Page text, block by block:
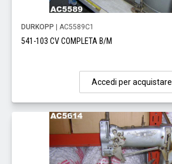
DURKOPP | AC5589C1
541-103 CV COMPLETA B/M
Accedi per acquistare